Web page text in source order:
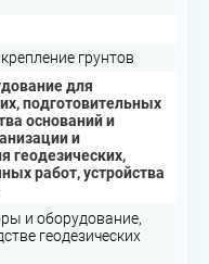
грунтов
для
подготовительных
оснований и
и
геодезических,
работ, устройства
и оборудование,
геодезических